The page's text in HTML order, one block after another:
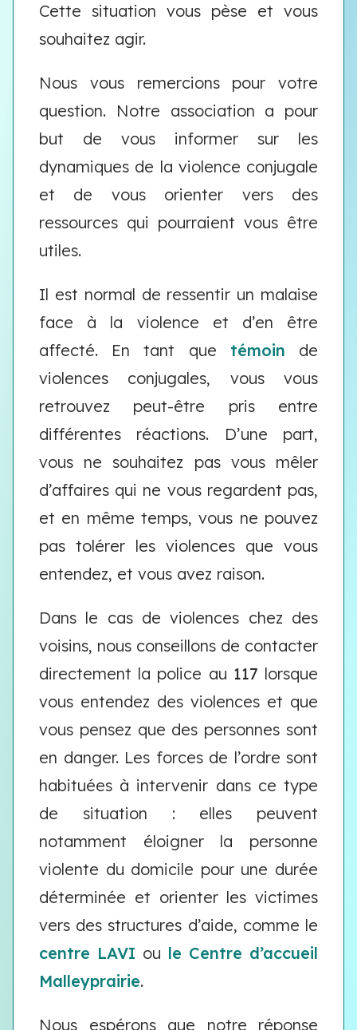
Cette situation vous pèse et vous
souhaitez agir.
Nous vous remercions pour votre
question. Notre association a pour
but de vous informer sur les
dynamiques de la violence conjugale
et de vous orienter vers des
ressources qui pourraient vous être
utiles.
Il est normal de ressentir un malaise
face à la violence et d’en être
affecté. En tant que témoin de
violences conjugales, vous vous
retrouvez peut-être pris entre
différentes réactions. D’une part,
vous ne souhaitez pas vous mêler
d’affaires qui ne vous regardent pas,
et en même temps, vous ne pouvez
pas tolérer les violences que vous
entendez, et vous avez raison.
Dans le cas de violences chez des
voisins, nous conseillons de contacter
directement la police au 117 lorsque
vous entendez des violences et que
vous pensez que des personnes sont
en danger. Les forces de l’ordre sont
habituées à intervenir dans ce type
de situation : elles peuvent
notamment éloigner la personne
violente du domicile pour une durée
déterminée et orienter les victimes
vers des structures d’aide, comme le
centre LAVI ou le Centre d’accueil
Malleyprairie.
Nous espérons que notre réponse